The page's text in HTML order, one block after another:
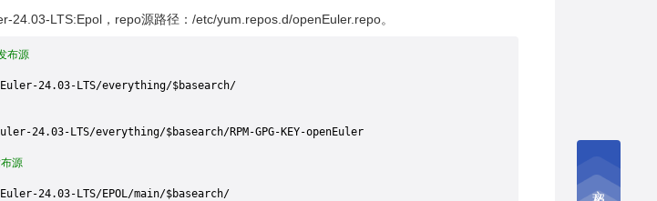
24.03-LTS:Epol，repo源路径：/etc/yum.repos.d/openEuler.repo。
布源
24.03-LTS/everything/$basearch/
24.03-LTS/everything/$basearch/RPM-GPG-KEY-openEuler
源
24.03-LTS/EPOL/main/$basearch/